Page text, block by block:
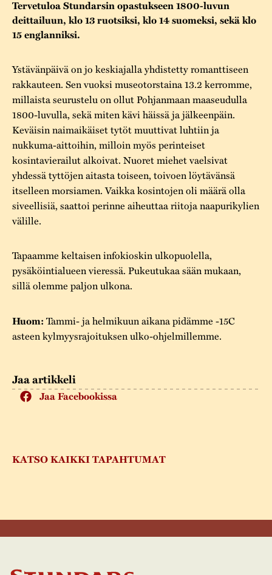
Vaellusreitti
Kestävä kehitys
Turvallisuus
Yhteystiedot
Varaa tilat
Jarl Hemmer
Rakennukset
Museokokoelmat
Museopedagogiikka
Käsityö
Projektit
YSTÄVÄT
Vuosikertomukset
Vuoden Gunnar
Jaa artikkeli
Jaa Facebookissa
KATSO KAIKKI TAPAHTUMAT
Tervetuloa Stundarsin opastukseen 1800-luvun
deittailuun, klo 13 ruotsiksi, klo 14 suomeksi, sekä klo
15 englanniksi.
Ystävänpäivä on jo keskiajalla yhdistetty romanttiseen
rakkauteen. Sen vuoksi museotorstaina 13.2 kerromme,
millaista seurustelu on ollut Pohjanmaan maaseudulla
1800-luvulla, sekä miten kävi häissä ja jälkeenpäin.
Keväisin naimaikäiset tytöt muuttivat luhtiin ja
nukkuma-aittoihin, milloin myös perinteiset
kosintavierailut alkoivat. Nuoret miehet vaelsivat
yhdessä tyttöjen aitasta toiseen, toivoen löytävänsä
itselleen morsiamen. Vaikka kosintojen oli määrä olla
siveellisiä, saattoi perinne aiheuttaa riitoja naapurikylien
välille.
Tapaamme keltaisen infokioskin ulkopuolella,
pysäköintialueen vieressä. Pukeutukaa sään mukaan,
sillä olemme paljon ulkona.
Huom: Tammi- ja helmikuun aikana pidämme -15C
asteen kylmyysrajoituksen ulko-ohjelmillemme.